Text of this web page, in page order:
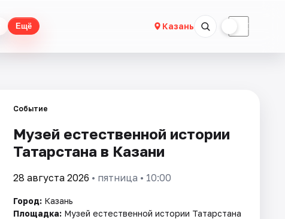
Ещё Казань ☾
Событие
Музей естественной истории
Татарстана в Казани
28 августа 2026 • пятница • 10:00
Город: Казань
Площадка: Музей естественной истории Татарстана